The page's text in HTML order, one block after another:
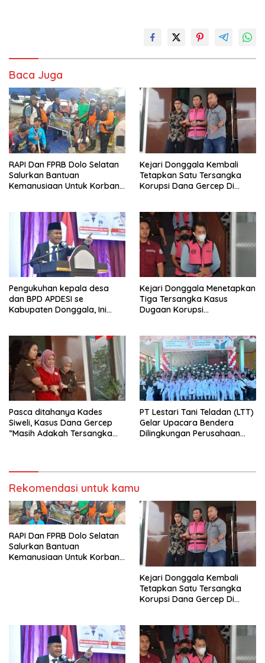
Baca Juga
RAPI Dan FPRB Dolo Selatan
Salurkan Bantuan
Kemanusiaan Untuk Korban
Kejari Donggala Kembali
Tetapkan Satu Tersangka
Korupsi Dana Gercep Di
Pengukuhan kepala desa
dan BPD APDESI se
Kabupaten Donggala, Ini
Kejari Donggala Menetapkan
Tiga Tersangka Kasus
Dugaan Korupsi
Pasca ditahanya Kades
Siweli, Kasus Dana Gercep
”Masih Adakah Tersangka
PT Lestari Tani Teladan (LTT)
Gelar Upacara Bendera
Dilingkungan Perusahaan
Rekomendasi untuk kamu
RAPI Dan FPRB Dolo Selatan
Salurkan Bantuan
Kemanusiaan Untuk Korban
Kejari Donggala Kembali
Tetapkan Satu Tersangka
Korupsi Dana Gercep Di